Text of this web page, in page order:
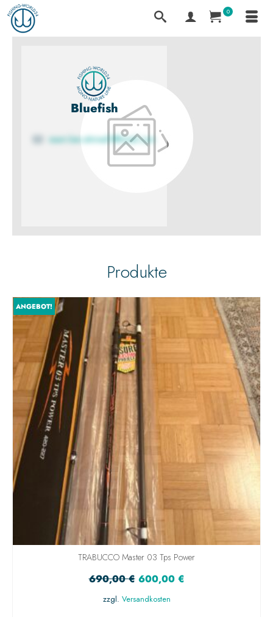
0
Bluefish
issam.ben.ahmed1@hmail.com
Produkte
ANGEBOT!
TRABUCCO Master 03 Tps Power
690,00€ 600,00 €
zzgl. Versandkosten